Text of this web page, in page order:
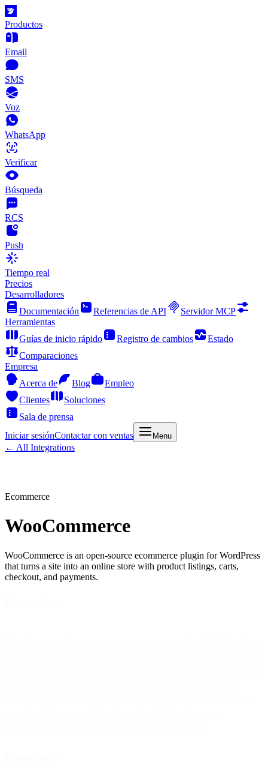
Productos
Email
SMS
Voz
WhatsApp
Verificar
Búsqueda
RCS
Push
Tiempo real
Precios
Desarrolladores
Documentación
Referencias de API
Servidor MCP
Herramientas
Guías de inicio rápido
Registro de cambios
Estado
Comparaciones
Empresa
Acerca de
Blog
Empleo
Clientes
Soluciones
Sala de prensa
Iniciar sesiónContactar con ventas Menu
← All Integrations
Ecommerce
WooCommerce
WooCommerce is an open-source ecommerce plugin for WordPress
that turns a site into an online store with product listings, carts,
checkout, and payments.